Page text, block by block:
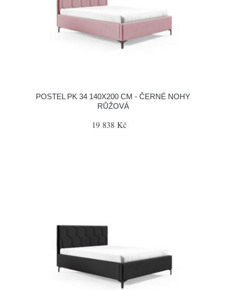
POSTEL PK 34 140X200 CM - ČERNÉ NOHY
RŮŽOVÁ
19 838 Kč